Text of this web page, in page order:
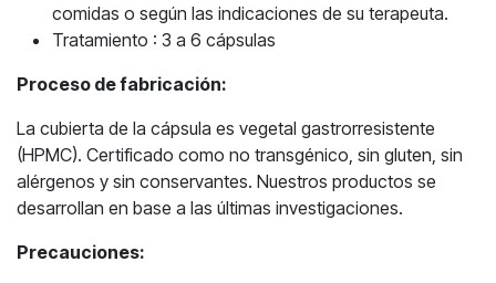
comidas o según las indicaciones de su terapeuta.
Tratamiento : 3 a 6 cápsulas
Proceso de fabricación:
La cubierta de la cápsula es vegetal gastrorresistente
(HPMC). Certificado como no transgénico, sin gluten, sin
alérgenos y sin conservantes. Nuestros productos se
desarrollan en base a las últimas investigaciones.
Precauciones: